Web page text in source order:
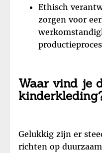
Ethisch
zorgen voor
Waar vind je
Gelukkig zijn er
richten op